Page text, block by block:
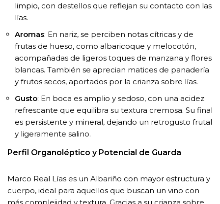
limpio, con destellos que reflejan su contacto con las
lías.
Aromas: En nariz, se perciben notas cítricas y de
frutas de hueso, como albaricoque y melocotón,
acompañadas de ligeros toques de manzana y flores
blancas. También se aprecian matices de panadería
y frutos secos, aportados por la crianza sobre lías.
Gusto: En boca es amplio y sedoso, con una acidez
refrescante que equilibra su textura cremosa. Su final
es persistente y mineral, dejando un retrogusto frutal
y ligeramente salino.
Perfil Organoléptico y Potencial de Guarda
Marco Real Lías es un Albariño con mayor estructura y
cuerpo, ideal para aquellos que buscan un vino con